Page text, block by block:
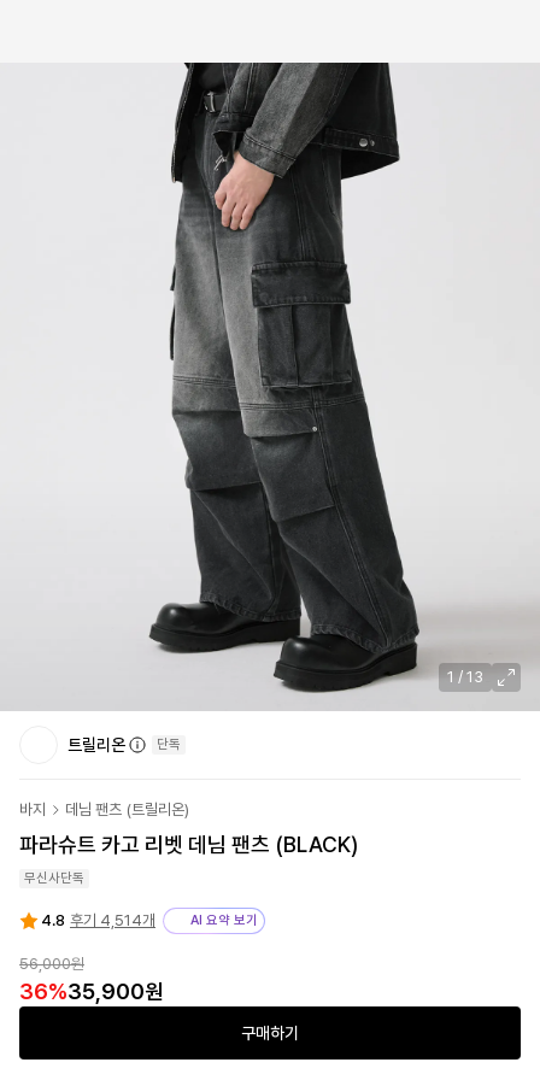
1 / 13
트릴리온 단독
바지 데님 팬츠 (트릴리온)
파라슈트 카고 리벳 데님 팬츠 (BLACK)
무신사단독
4.8 후기 4,514개 AI 요약 보기
56,000원
36%35,900원
구매하기